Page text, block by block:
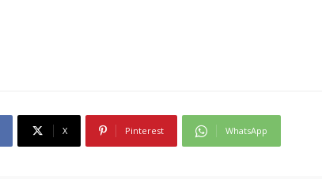
X Pinterest WhatsApp